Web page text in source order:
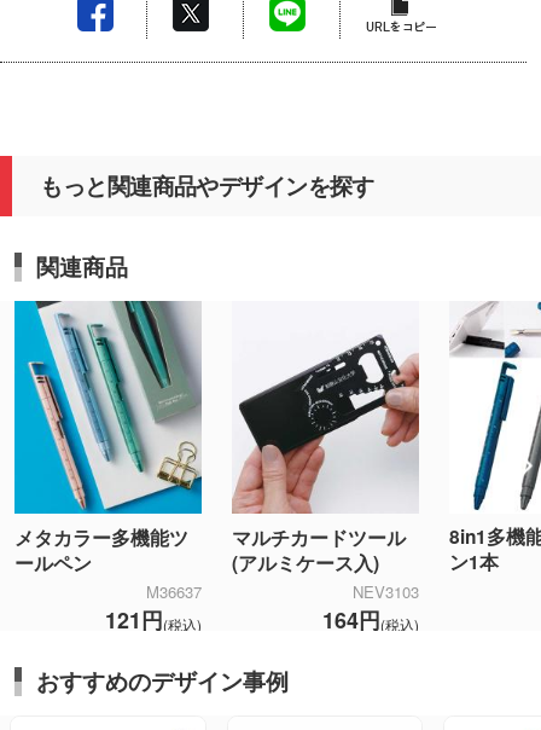
もっと関連商品やデザインを探す
関連商品
メタカラー多機能ツ
ールペン
M36637
121円(税込)
マルチカードツール
(アルミケース入)
NEV3103
164円(税込)
8in1多機
ン1本
おすすめのデザイン事例